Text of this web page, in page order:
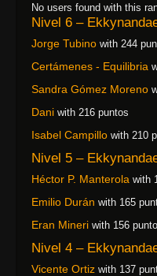
No users found with this
Nivel 6 –
Jorge Tubino with 244
Certámenes - Equilibria
Sandra Gómez Moreno
Dani with 216 puntos
Isabel Campillo with 210
Nivel 5 –
Héctor P. Manterola with
Emilio Durán with 165
Eran Mineri with 156
Nivel 4 –
Vicente Ortiz with 137